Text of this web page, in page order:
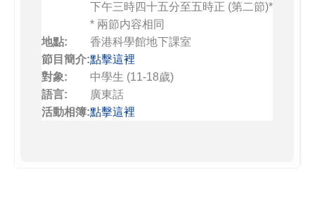
下午三時四十五分至五時正 (第二節)*
* 兩節内容相同
地點:
香港科學館地下課室
節目簡介:點擊這裡
對象:
中學生 (11-18歲)
語言:
廣東話
活動相簿:點擊這裡